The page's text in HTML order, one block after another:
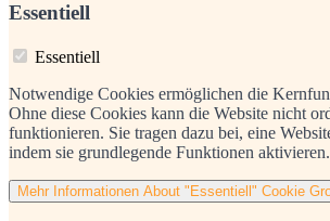
Essentiell
Essentiell
Notwendige Cookies ermöglichen die
Ohne diese Cookies kann die Website nicht
funktionieren. Sie tragen dazu bei, eine
indem sie grundlegende Funktionen aktivieren.
Mehr Informationen About "Essentiell" Cookie